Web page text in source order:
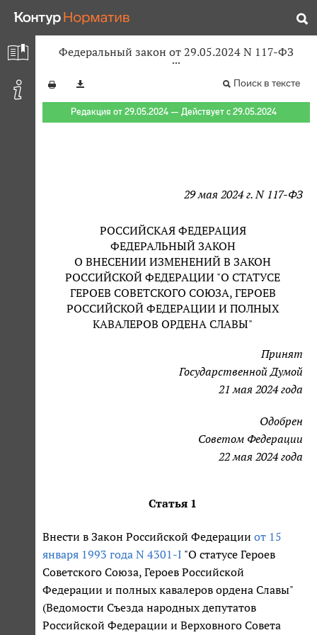
Федеральный закон от 29.05.2024 N 117-ФЗ
Поиск в тексте
Редакция от 29.05.2024 — Действует с 29.05.2024
29 мая 2024 г. N 117-ФЗ
РОССИЙСКАЯ ФЕДЕРАЦИЯ
ФЕДЕРАЛЬНЫЙ ЗАКОН
О ВНЕСЕНИИ ИЗМЕНЕНИЙ В ЗАКОН
РОССИЙСКОЙ ФЕДЕРАЦИИ "О СТАТУСЕ
ГЕРОЕВ СОВЕТСКОГО СОЮЗА, ГЕРОЕВ
РОССИЙСКОЙ ФЕДЕРАЦИИ И ПОЛНЫХ
КАВАЛЕРОВ ОРДЕНА СЛАВЫ"
Принят
Государственной Думой
21 мая 2024 года
Одобрен
Советом Федерации
22 мая 2024 года
Статья 1
Внести в Закон Российской Федерации от 15
января 1993 года N 4301-I "О статусе Героев
Советского Союза, Героев Российской
Федерации и полных кавалеров ордена Славы"
(Ведомости Съезда народных депутатов
Российской Федерации и Верховного Совета